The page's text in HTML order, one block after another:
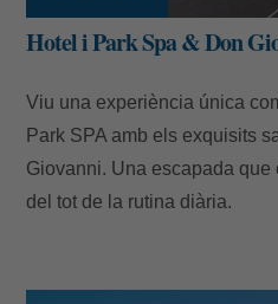
Hotel i Park Spa & Don
Viu una experiència única
Park SPA amb els exquisits
Giovanni. Una escapada que
del tot de la rutina diària.